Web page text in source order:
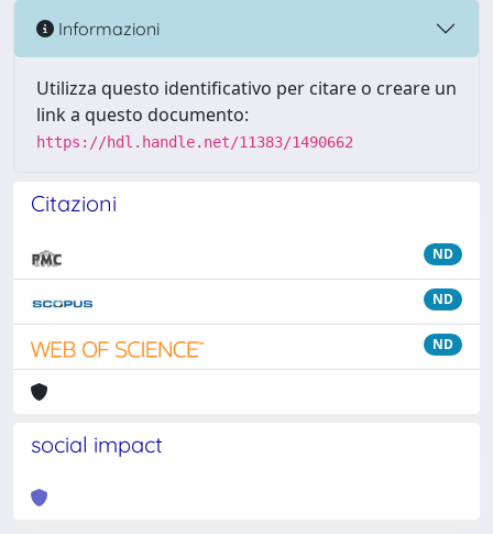
Informazioni
Utilizza questo identificativo per citare o creare un
link a questo documento:
https://hdl.handle.net/11383/1490662
Citazioni
ND
ND
ND
social impact